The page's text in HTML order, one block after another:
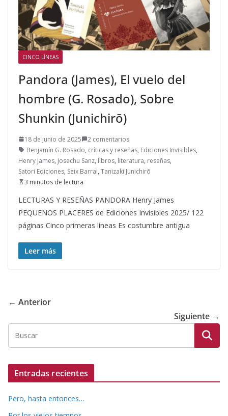
CINCO LÍNEAS
Pandora (James), El vuelo del
hombre (G. Rosado), Sobre
Shunkin (Junichirō)
18 de junio de 2025
2 comentarios
Benjamín G. Rosado, críticas y reseñas, Ediciones Invisibles,
Henry James, Josechu Sanz, libros, literatura, reseñas,
Satori Ediciones, Seix Barral, Tanizaki Junichirō
3 minutos de lectura
LECTURAS Y RESEÑAS PANDORA Henry James
PEQUEÑOS PLACERES de Ediciones Invisibles 2025/ 122
páginas Cinco primeras líneas Es costumbre antigua
Leer más
← Anterior
Siguiente →
Entradas recientes
Pero, hasta entonces…